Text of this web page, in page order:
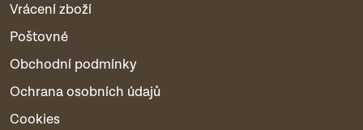
Vrácení zboží
Poštovné
Obchodní podmínky
Ochrana osobních údajů
Cookies